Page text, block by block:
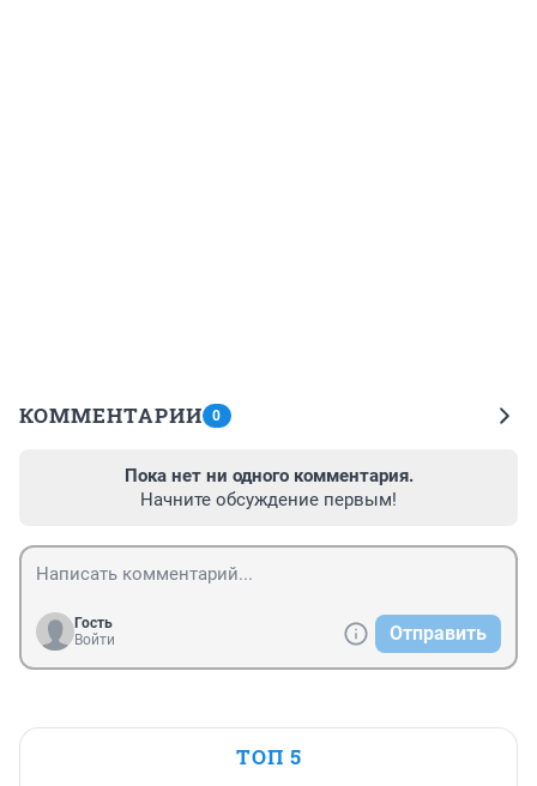
КОММЕНТАРИИ 0
Пока нет ни одного комментария.
Начните обсуждение первым!
Гость
Войти
Отправить
ТОП 5